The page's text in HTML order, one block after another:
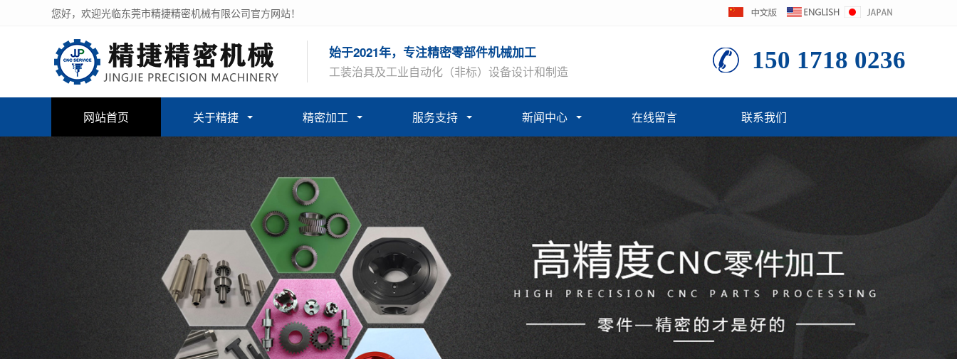
您好，欢迎光临东莞市精捷精密机械有限公司官方网站！
始于2021年，专注精密零部件机械加工
工装治具及工业自动化（非标）设备设计和制造 150 1718 0236
网站首页 关于精捷 精密加工 服务支持 新闻中心 在线留言 联系我们